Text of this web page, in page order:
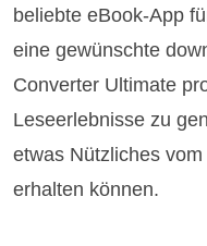
beliebte eBook-App
eine gewünschte
Converter Ultimate
Leseerlebnisse zu
etwas Nützliches
erhalten können.